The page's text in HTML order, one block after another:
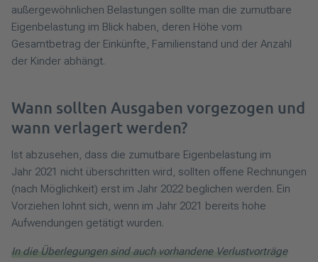
außergewöhnlichen Belastungen sollte man die zumutbare
Eigenbelastung im Blick haben, deren Höhe vom
Gesamtbetrag der Einkünfte, Familienstand und der Anzahl
der Kinder abhängt.
Wann sollten Ausgaben vorgezogen und
wann verlagert werden?
Ist abzusehen, dass die zumutbare Eigenbelastung im
Jahr 2021 nicht überschritten wird, sollten offene Rechnungen
(nach Möglichkeit) erst im Jahr 2022 beglichen werden. Ein
Vorziehen lohnt sich, wenn im Jahr 2021 bereits hohe
Aufwendungen getätigt wurden.
In die Überlegungen sind auch vorhandene Verlustvorträge